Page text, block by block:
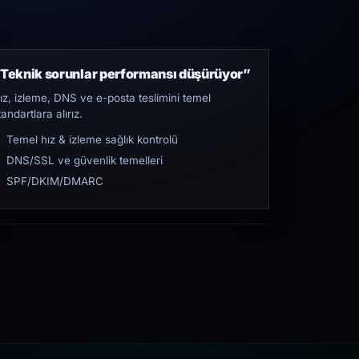
sorunlar performansı düşürüyor”
izleme, DNS ve e-posta teslimini temel
alırız.
Temel hız & izleme sağlık kontrolü
DNS/SSL ve güvenlik temelleri
SPF/DKIM/DMARC